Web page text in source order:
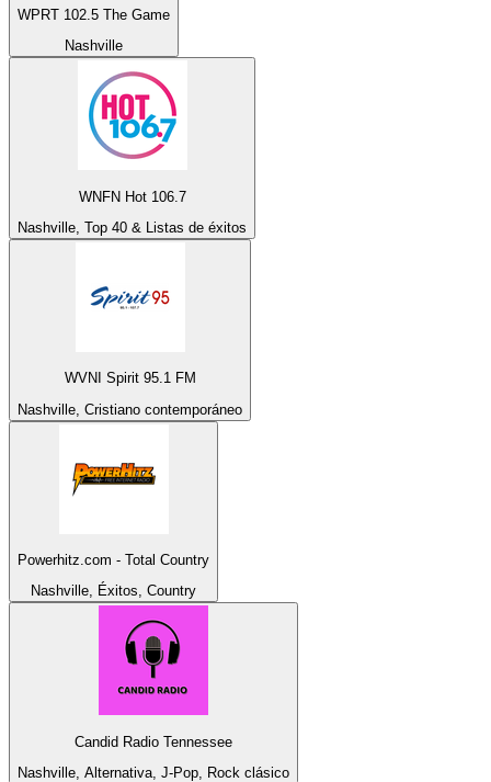
WPRT 102.5 The Game
Nashville
WNFN Hot 106.7
Nashville, Top 40 & Listas de éxitos
WVNI Spirit 95.1 FM
Nashville, Cristiano contemporáneo
Powerhitz.com - Total Country
Nashville, Éxitos, Country
Candid Radio Tennessee
Nashville, Alternativa, J-Pop, Rock clásico